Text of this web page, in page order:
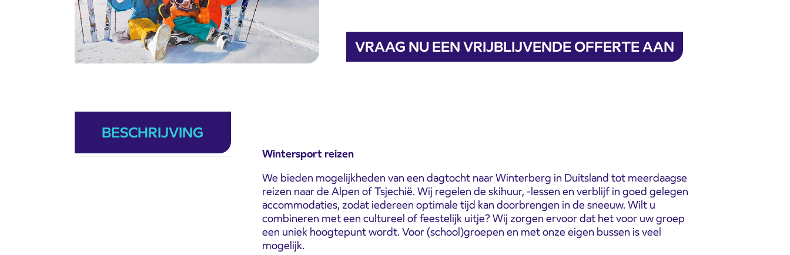
VRAAG NU EEN VRIJBLIJVENDE OFFERTE AAN
BESCHRIJVING
Wintersport reizen
We bieden mogelijkheden van een dagtocht naar Winterberg in Duitsland tot meerdaagse
reizen naar de Alpen of Tsjechië. Wij regelen de skihuur, -lessen en verblijf in goed gelegen
accommodaties, zodat iedereen optimale tijd kan doorbrengen in de sneeuw. Wilt u
combineren met een cultureel of feestelijk uitje? Wij zorgen ervoor dat het voor uw groep
een uniek hoogtepunt wordt. Voor (school)groepen en met onze eigen bussen is veel
mogelijk.